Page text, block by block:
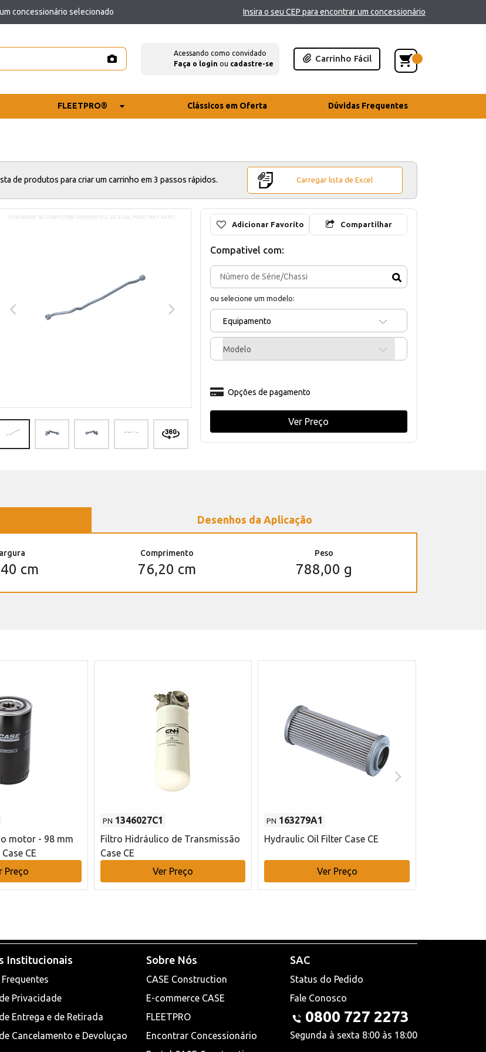
concessionário selecionado Insira o seu CEP para encontrar um concessionário
Acessando como convidado
Faça o login ou cadastre-se
Carrinho Fácil
FLEETPRO® Clássicos em Oferta Dúvidas Frequentes
de produtos para criar um carrinho em 3 passos rápidos. Carregar lista de Excel
Adicionar Favorito Compartilhar
Compativel com:
ou selecione um modelo:
Equipamento
Modelo
Opções de pagamento
Ver Preço
Desenhos da Aplicação
cm
Comprimento
76,20 cm
Peso
788,00 g
motor - 98 mm
CE
Preço
PN 1346027C1
Filtro Hidráulico de Transmissão
Case CE
Ver Preço
PN 163279A1
Hydraulic Oil Filter Case CE
Ver Preço
Institucionais
Privacidade
Entrega e de Retirada
Cancelamento e Devoluçao
Sobre Nós
CASE Construction
E-commerce CASE
FLEETPRO
Encontrar Concessionário
SAC
Status do Pedido
Fale Conosco
0800 727 2273
Segunda à sexta 8:00 às 18:00